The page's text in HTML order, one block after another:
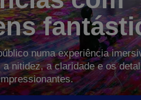
numa experiência
nitidez, a claridade e os